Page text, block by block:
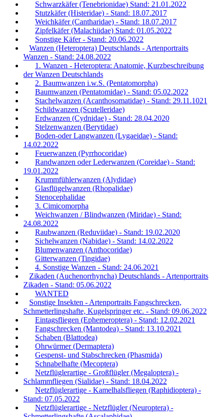
Schwarzkäfer (Tenebrionidae) Stand: 21.01.2022
Stutzkäfer (Histeridae) - Stand: 18.07.2017
Weichkäfer (Cantharidae) - Stand: 18.07.2017
Zipfelkäfer (Malachiidae) Stand: 01.05.2022
Sonstige Käfer - Stand: 20.06.2022
Wanzen (Heteroptera) Deutschlands - Artenportraits
Wanzen - Stand: 24.08.2022
1. Wanzen - Heteroptera: Anatomie, Kurzbeschreibung
der Wanzen Deutschlands
2. Baumwanzen i.w.S. (Pentatomorpha)
Baumwanzen (Pentatomidae) - Stand: 05.02.2022
Stachelwanzen (Acanthosomatidae) - Stand: 29.11.1021
Schildwanzen (Scutelleridae)
Erdwanzen (Cydnidae) - Stand: 28.04.2020
Stelzenwanzen (Berytidae)
Boden-oder Langwanzen (Lygaeidae) - Stand:
14.02.2022
Feuerwanzen (Pyrrhocoridae)
Randwanzen oder Lederwanzen (Coreidae) - Stand:
19.01.2022
Krummfühlerwanzen (Alydidae)
Glasflügelwanzen (Rhopalidae)
Stenocephalidae
3. Cimicomorpha
Weichwanzen / Blindwanzen (Miridae) - Stand:
24.08.2022
Raubwanzen (Reduviidae) - Stand: 19.02.2020
Sichelwanzen (Nabidae) - Stand: 14.02.2022
Blumenwanzen (Anthocoridae)
Gitterwanzen (Tingidae)
4. Sonstige Wanzen - Stand: 24.06.2021
Zikaden (Auchenorrhyncha) Deutschlands - Artenportraits
Zikaden - Stand: 05.06.2022
WANTED
Sonstige Insekten - Artenportraits Fangschrecken,
Schmetterlingshafte, Kugelspringer etc. - Stand: 09.06.2022
Eintagsfliegen (Ephemeroptera) - Stand: 12.02.2021
Fangschrecken (Mantodea) - Stand: 13.10.2021
Schaben (Blattodea)
Ohrwürmer (Dermaptera)
Gespenst- und Stabschrecken (Phasmida)
Schnabelhafte (Mecoptera)
Netzflüglerartige - Großflügler (Megaloptera) -
Schlammfliegen (Sialidae) - Stand: 18.04.2022
Netzflüglerartige - Kamelhalsfliegen (Raphidioptera) -
Stand: 07.05.2022
Netzflüglerartige - Netzflügler (Neuroptera) -